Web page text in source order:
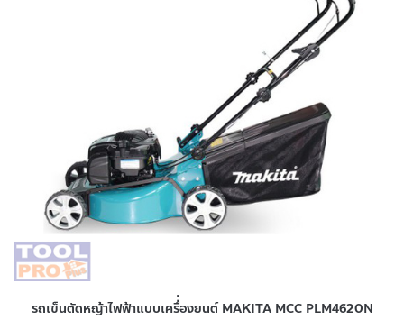
รถเข็นตัดหญ้าไฟฟ้าแบบเครื่่องยนต์ MAKITA MCC PLM4620N